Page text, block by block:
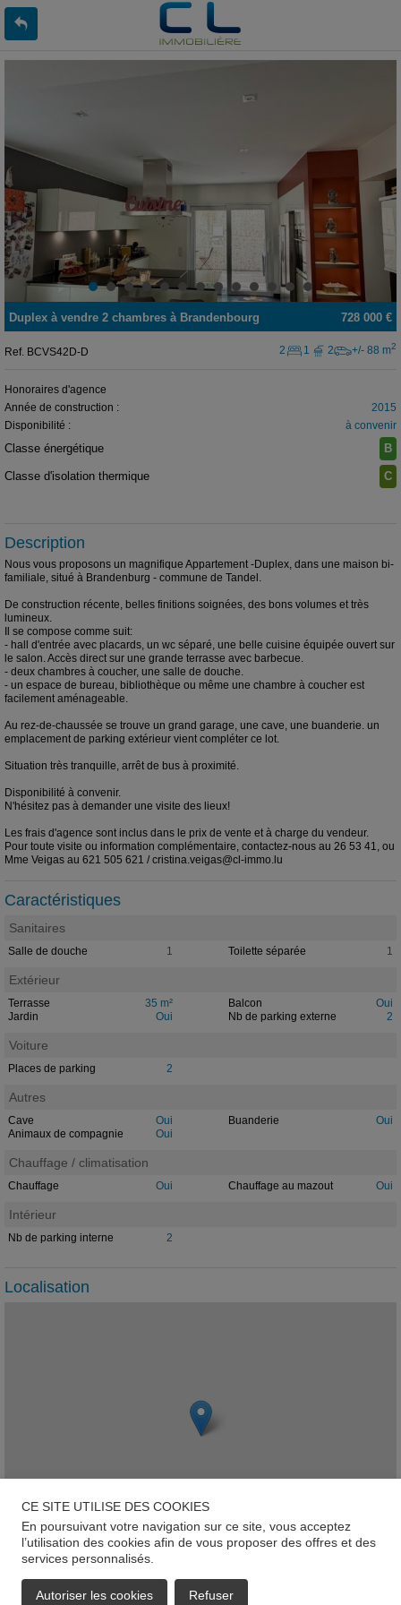
728 000 €
Duplex à vendre 2 chambres à Brandenbourg
Ref. BCVS42D-D 2 1 2 +/- 88 m2
Honoraires d'agence
Année de construction :
2015
Disponibilité :
à convenir
Classe énergétique B
Classe d'isolation thermique C
Description
Nous vous proposons un magnifique Appartement -Duplex, dans une maison bi-
familiale, situé à Brandenburg - commune de Tandel.
De construction récente, belles finitions soignées, des bons volumes et très
lumineux.
Il se compose comme suit:
- hall d'entrée avec placards, un wc séparé, une belle cuisine équipée ouvert sur
le salon. Accès direct sur une grande terrasse avec barbecue.
- deux chambres à coucher, une salle de douche.
- un espace de bureau, bibliothèque ou même une chambre à coucher est
facilement aménageable.
Au rez-de-chaussée se trouve un grand garage, une cave, une buanderie. un
emplacement de parking extérieur vient compléter ce lot.
Situation très tranquille, arrêt de bus à proximité.
Disponibilité à convenir.
N'hésitez pas à demander une visite des lieux!
Les frais d'agence sont inclus dans le prix de vente et à charge du vendeur.
Pour toute visite ou information complémentaire, contactez-nous au 26 53 41, ou
Mme Veigas au 621 505 621 / cristina.veigas@cl-immo.lu
Caractéristiques
Sanitaires
Salle de douche 1 Toilette séparée 1
Extérieur
Terrasse 35 m² Balcon
Oui
Jardin
Oui Nb de parking externe 2
Voiture
Places de parking 2
Autres
Cave Oui Buanderie
Oui
Animaux de compagnie
Oui
Chauffage / climatisation
Chauffage Oui Chauffage au mazout Oui
Intérieur
Nb de parking interne 2
Localisation
Brandenbourg
CE SITE UTILISE DES COOKIES
En poursuivant votre navigation sur ce site, vous acceptez
l’utilisation des cookies afin de vous proposer des offres et des
services personnalisés.
Autoriser les cookies Refuser